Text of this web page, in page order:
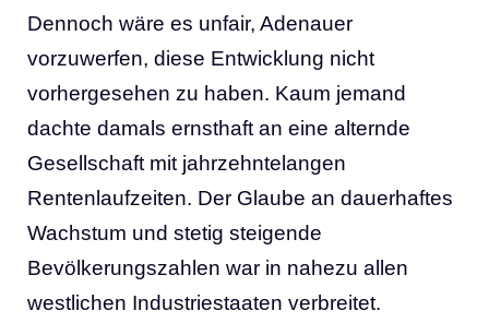
Dennoch wäre es unfair, Adenauer
vorzuwerfen, diese Entwicklung nicht
vorhergesehen zu haben. Kaum jemand
dachte damals ernsthaft an eine alternde
Gesellschaft mit jahrzehntelangen
Rentenlaufzeiten. Der Glaube an dauerhaftes
Wachstum und stetig steigende
Bevölkerungszahlen war in nahezu allen
westlichen Industriestaaten verbreitet.